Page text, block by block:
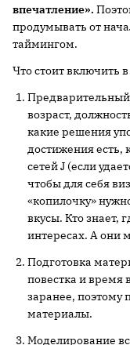
впечатление».
продумывать от
таймингом.
Что стоит включить
возраст,
какие решения
достижения есть,
сетей J (если
чтобы для себя
«копилочку»
вкусы. Кто знает,
интересах. А они
Подготовка
повестка и время
заранее, поэтому
материалы.
Моделирование